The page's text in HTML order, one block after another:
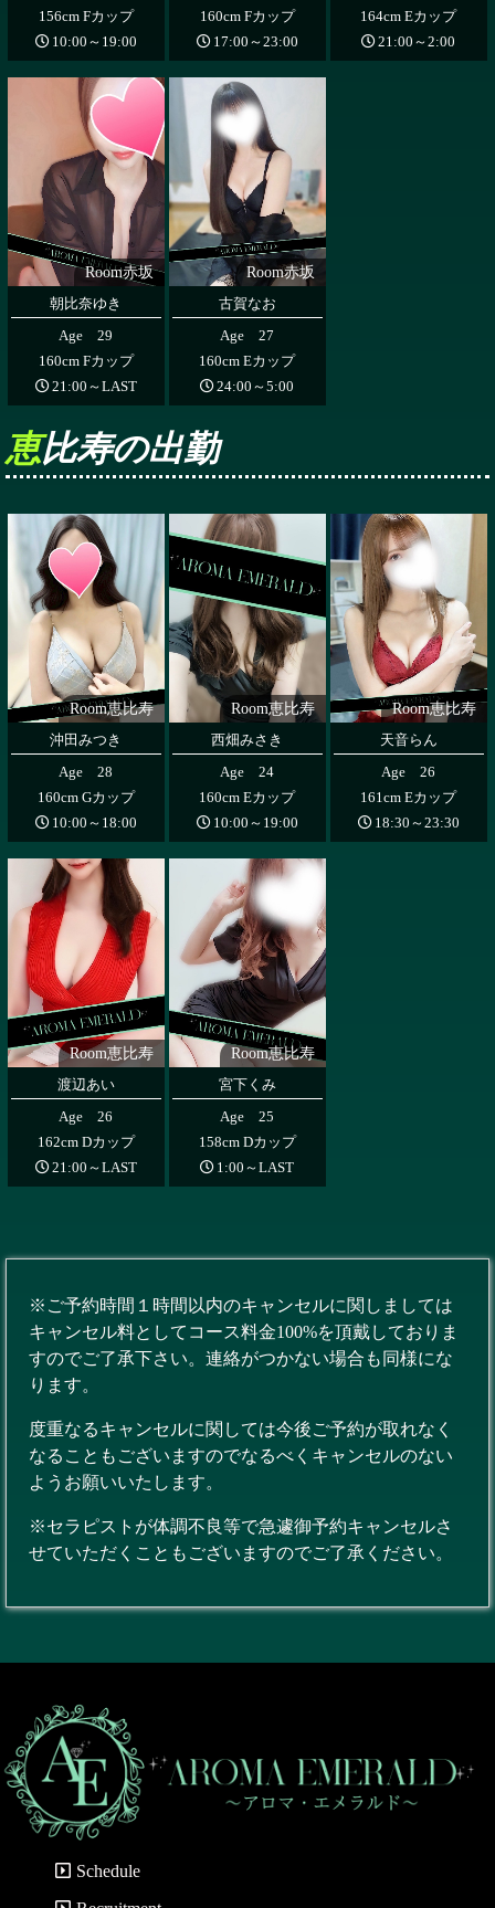
156cm Fカップ
10:00～19:00
160cm Fカップ
17:00～23:00
164cm Eカップ
21:00～2:00
Room赤坂
朝比奈ゆき
Age 29
160cm Fカップ
21:00～LAST
Room赤坂
古賀なお
Age 27
160cm Eカップ
24:00～5:00
恵比寿の出勤
Room恵比寿
沖田みつき
Age 28
160cm Gカップ
10:00～18:00
Room恵比寿
西畑みさき
Age 24
160cm Eカップ
10:00～19:00
Room恵比寿
天音らん
Age 26
161cm Eカップ
18:30～23:30
Room恵比寿
渡辺あい
Age 26
162cm Dカップ
21:00～LAST
Room恵比寿
宮下くみ
Age 25
158cm Dカップ
1:00～LAST
※ご予約時間１時間以内のキャンセルに関しましては
キャンセル料としてコース料金100%を頂戴しておりま
すのでご了承下さい。連絡がつかない場合も同様にな
ります。
度重なるキャンセルに関しては今後ご予約が取れなく
なることもございますのでなるべくキャンセルのない
ようお願いいたします。
※セラピストが体調不良等で急遽御予約キャンセルさ
せていただくこともございますのでご了承ください。
Schedule